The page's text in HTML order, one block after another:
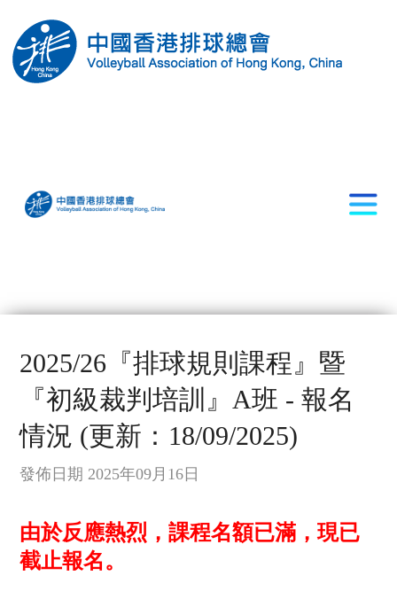
2025/26『排球規則課程』暨
『初級裁判培訓』A班 - 報名
情況 (更新：18/09/2025)
發佈日期 2025年09月16日
由於反應熱烈，課程名額已滿，現已
截止報名。